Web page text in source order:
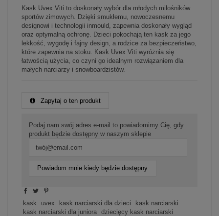
Kask Uvex Viti to doskonały wybór dla młodych miłośników
sportów zimowych. Dzięki smukłemu, nowoczesnemu
designowi i technologii inmould, zapewnia doskonały wygląd
oraz optymalną ochronę. Dzieci pokochają ten kask za jego
lekkość, wygodę i fajny design, a rodzice za bezpieczeństwo,
które zapewnia na stoku. Kask Uvex Viti wyróżnia się
łatwością użycia, co czyni go idealnym rozwiązaniem dla
małych narciarzy i snowboardzistów.
Zapytaj o ten produkt
Podaj nam swój adres e-mail to powiadomimy Cię, gdy
produkt będzie dostępny w naszym sklepie
Powiadom mnie kiedy będzie dostępny
kask uvex kask narciarski dla dzieci
kask narciarski
kask narciarski dla juniora
dziecięcy kask narciarski